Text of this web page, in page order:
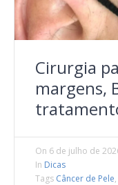
Cirurgia
margens,
On 6 de julho de
In Dicas
Tags Câncer de Pele,